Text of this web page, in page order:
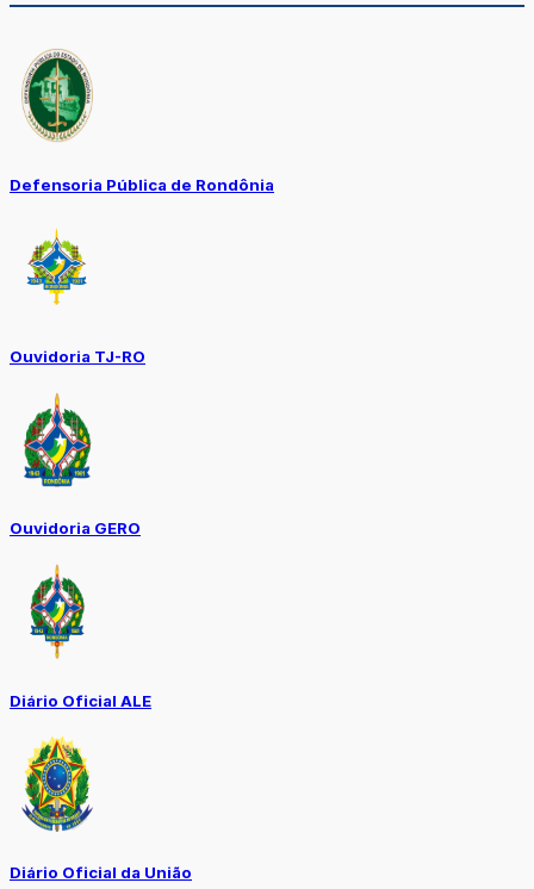
Defensoria Pública de Rondônia
Ouvidoria TJ-RO
Ouvidoria GERO
Diário Oficial ALE
Diário Oficial da União